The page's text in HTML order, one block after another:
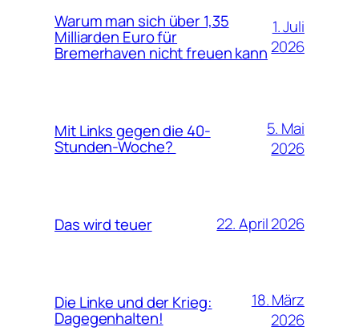
Warum man sich über 1,35
Milliarden Euro für
Bremerhaven nicht freuen kann
1. Juli
2026
Mit Links gegen die 40-
Stunden-Woche?
5. Mai
2026
Das wird teuer 22. April 2026
Die Linke und der Krieg:
Dagegenhalten!
18. März
2026